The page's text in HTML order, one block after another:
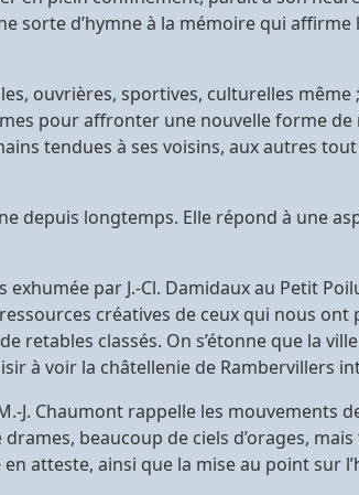
sorte d’hymne à la mémoire qui
ouvrières, sportives, culturelles
pour affronter une nouvelle forme
tendues à ses voisins, aux autres
depuis longtemps. Elle répond à une
par J.-Cl. Damidaux au Petit
créatives de ceux qui nous
retables classés. On s’étonne que la
à voir la châtellenie de Rambervillers
J. Chaumont rappelle les mouvements
beaucoup de ciels d’orages,
en atteste, ainsi que la mise au point sur